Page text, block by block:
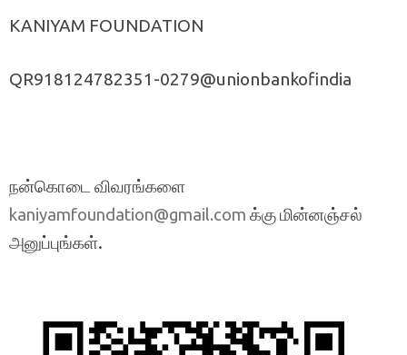
KANIYAM FOUNDATION
QR918124782351-0279@unionbankofindia
நன்கொடை விவரங்களை
kaniyamfoundation@gmail.com க்கு மின்னஞ்சல்
அனுப்புங்கள்.